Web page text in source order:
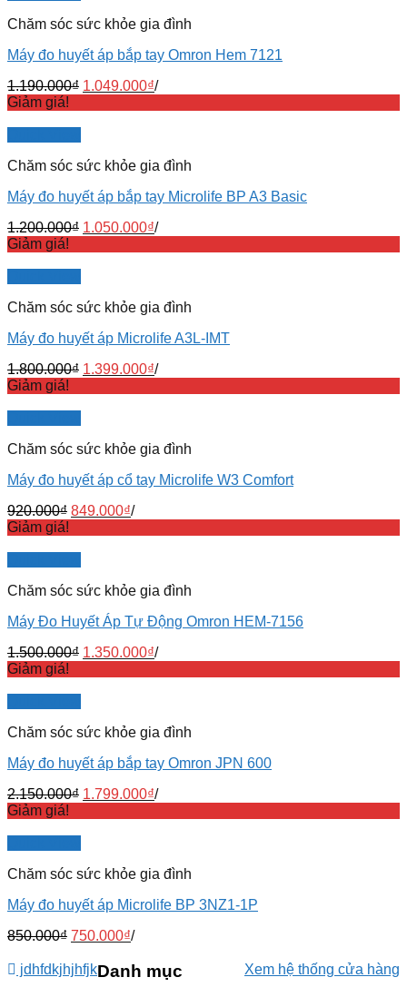
Chăm sóc sức khỏe gia đình
Máy đo huyết áp bắp tay Omron Hem 7121
1.190.000₫ 1.049.000₫/
Giảm giá!
Chăm sóc sức khỏe gia đình
Máy đo huyết áp bắp tay Microlife BP A3 Basic
1.200.000₫ 1.050.000₫/
Giảm giá!
Chăm sóc sức khỏe gia đình
Máy đo huyết áp Microlife A3L-IMT
1.800.000₫ 1.399.000₫/
Giảm giá!
Chăm sóc sức khỏe gia đình
Máy đo huyết áp cổ tay Microlife W3 Comfort
920.000₫ 849.000₫/
Giảm giá!
Chăm sóc sức khỏe gia đình
Máy Đo Huyết Áp Tự Động Omron HEM-7156
1.500.000₫ 1.350.000₫/
Giảm giá!
Chăm sóc sức khỏe gia đình
Máy đo huyết áp bắp tay Omron JPN 600
2.150.000₫ 1.799.000₫/
Giảm giá!
Chăm sóc sức khỏe gia đình
Máy đo huyết áp Microlife BP 3NZ1-1P
850.000₫ 750.000₫/
jdhfdkjhjhfjk Xem hệ thống cửa hàng
Danh mục